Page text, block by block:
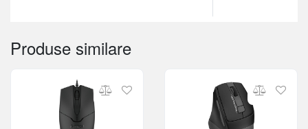
Produse similare